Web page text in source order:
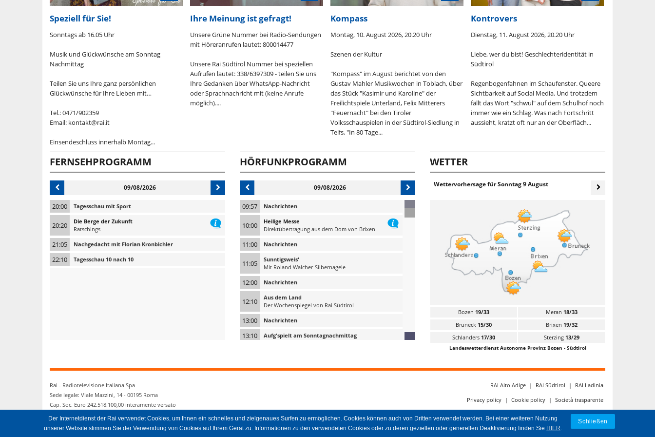
Speziell für Sie!
Sonntags ab 16.05 Uhr
Musik und Glückwünsche am Sonntag
Nachmittag
Teilen Sie uns Ihre ganz persönlichen
Glückwünsche für Ihre Lieben mit…
Tel.: 0471/902359
Email: kontakt@rai.it
Einsendeschluss innerhalb Montag...
Ihre Meinung ist gefragt!
Unsere Grüne Nummer bei Radio-Sendungen
mit Höreranrufen lautet: 800014477
Unsere Rai Südtirol Nummer bei speziellen
Aufrufen lautet: 338/6397309 - teilen Sie uns
Ihre Gedanken über WhatsApp-Nachricht
oder Sprachnachricht mit (keine Anrufe
möglich)....
Kompass
Montag, 10. August 2026, 20.20 Uhr
Szenen der Kultur
"Kompass" im August berichtet von den
Gustav Mahler Musikwochen in Toblach, über
das Stück "Kasimir und Karoline" der
Freilichtspiele Unterland, Felix Mitterers
"Feuernacht" bei den Tiroler
Volksschauspielen in der Südtirol-Siedlung in
Telfs, "In 80 Tage...
Kontrovers
Dienstag, 11. August 2026, 20.20 Uhr
Liebe, wer du bist! Geschlechteridentität in
Südtirol
Regenbogenfahnen im Schaufenster. Queere
Sichtbarkeit auf Social Media. Und trotzdem
fällt das Wort "schwul" auf dem Schulhof noch
immer wie ein Schlag. Was nach Fortschritt
aussieht, kratzt oft nur an der Oberfläch...
FERNSEHPROGRAMM
09/08/2026
20:00 Tagesschau mit Sport
20:20
Die Berge der Zukunft
Ratschings
21:05 Nachgedacht mit Florian Kronbichler
22:10 Tagesschau 10 nach 10
HÖRFUNKPROGRAMM
09/08/2026
09:57 Nachrichten
10:00
Heilige Messe
Direktübertragung aus dem Dom von Brixen
11:00 Nachrichten
11:05
Sunntigsweis'
Mit Roland Walcher-Silbernagele
12:00 Nachrichten
12:10
Aus dem Land
Der Wochenspiegel von Rai Südtirol
13:00 Nachrichten
13:10 Aufg'spielt am Sonntagnachmittag
14:05
15:05
Musik am Sonntagnachmittag mit Christine Wieser
16:00 Nachrichten
WETTER
Wettervorhersage fürSonntag 9 August
Bozen 19/33 Meran 18/33
Bruneck 15/30 Brixen 19/32
Schlanders 17/30 Sterzing 13/29
Landeswetterdienst Autonome Provinz Bozen - Südtirol
Rai - Radiotelevisione Italiana Spa
Sede legale: Viale Mazzini, 14 - 00195 Roma
Cap. Soc. Euro 242.518.100,00 interamente versato
RAI Alto Adige | RAI Südtirol |
RAI Ladinia
Privacy policy | Cookie policy | Società trasparente
Der Internetdienst der Rai verwendet Cookies, um Ihnen ein schnelles und zielgenaues Surfen zu ermöglichen. Cookies können auch von Dritten verwendet werden. Bei einer weiteren Nutzung
unserer Website stimmen Sie der Verwendung von Cookies auf Ihrem Gerät zu. Informationen zu den verwendeten Cookies oder zu deren gezielten oder generellen Deaktivierung finden Sie HIER.
Schließen